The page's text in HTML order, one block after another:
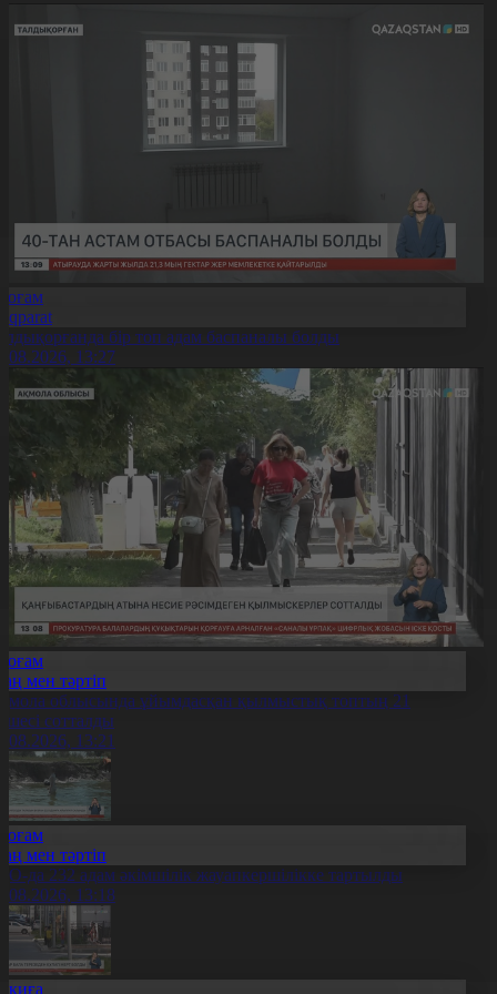
бір топ адам баспаналы болды
13:27
мен тәртіп
облысында ұйымдасқан қылмыстық топтың 21
сотталды
13:21
мен тәртіп
да 232 адам әкімшілік жауапкершілікке тартылды
13:18